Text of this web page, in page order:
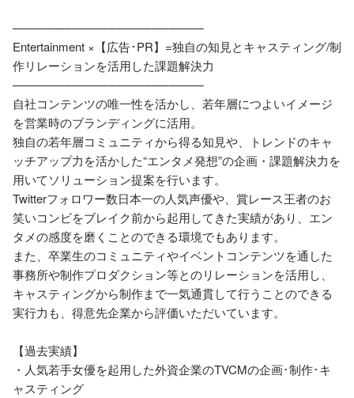
──────────────────────
Entertainment ×【広告･PR】=独自の知見とキャスティング/制
作リレーションを活用した課題解決力
──────────────────────
自社コンテンツの唯一性を活かし、若年層につよいイメージ
を営業時のブランディングに活用。
独自の若年層コミュニティから得る知見や、トレンドのキャ
ッチアップ力を活かした“エンタメ発想”の企画・課題解決力を
用いてソリューション提案を行います。
Twitterフォロワー数日本一の人気声優や、賞レース王者のお
笑いコンビをブレイク前から起用してきた実績があり、エン
タメの感度を磨くことのできる環境でもあります。
また、卒業生のコミュニティやイベントコンテンツを通した
事務所や制作プロダクション等とのリレーションを活用し、
キャスティングから制作まで一気通貫して行うことのできる
実行力も、得意先企業から評価いただいています。
【過去実績】
・人気若手女優を起用した外資企業のTVCMの企画･制作･キ
ャスティング